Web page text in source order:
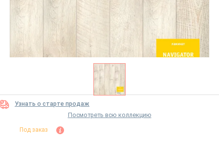
Посмотреть всю коллекцию
Узнать о старте продаж
Под заказ